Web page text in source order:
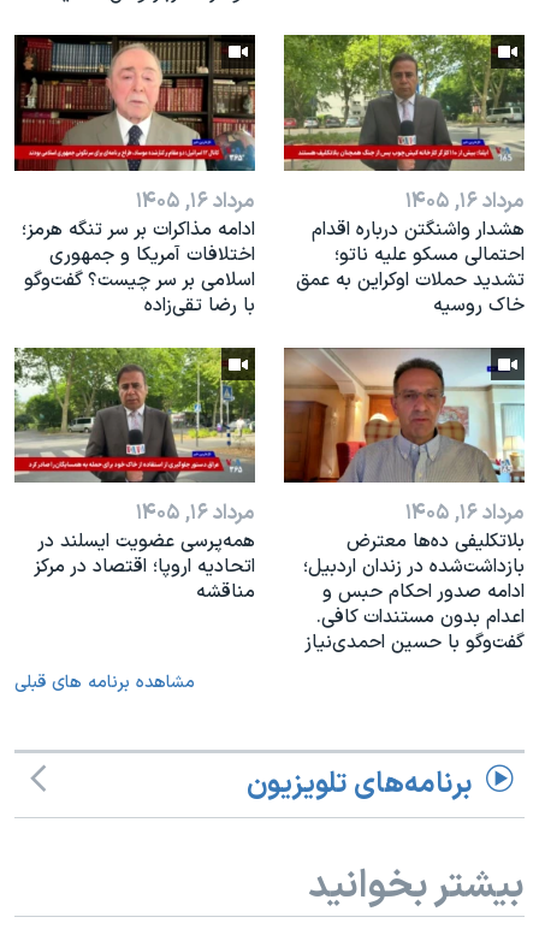
مرداد ۱۶, ۱۴۰۵
هشدار واشنگتن درباره اقدام
احتمالی مسکو علیه ناتو؛
تشدید حملات اوکراین به عمق
خاک روسیه
مرداد ۱۶, ۱۴۰۵
ادامه مذاکرات بر سر تنگه هرمز؛
اختلافات آمریکا و جمهوری
اسلامی بر سر چیست؟ گفت‌وگو
با رضا تقی‌زاده
مرداد ۱۶, ۱۴۰۵
بلاتکلیفی ده‌ها معترض
بازداشت‌شده در زندان اردبیل؛
ادامه صدور احکام حبس و
اعدام بدون مستندات کافی.
گفت‌وگو با حسین احمدی‌نیاز
مرداد ۱۶, ۱۴۰۵
همه‌پرسی عضویت ایسلند در
اتحادیه اروپا؛ اقتصاد در مرکز
مناقشه
مشاهده برنامه های قبلی
برنامه‌های تلویزیون
بیشتر بخوانید